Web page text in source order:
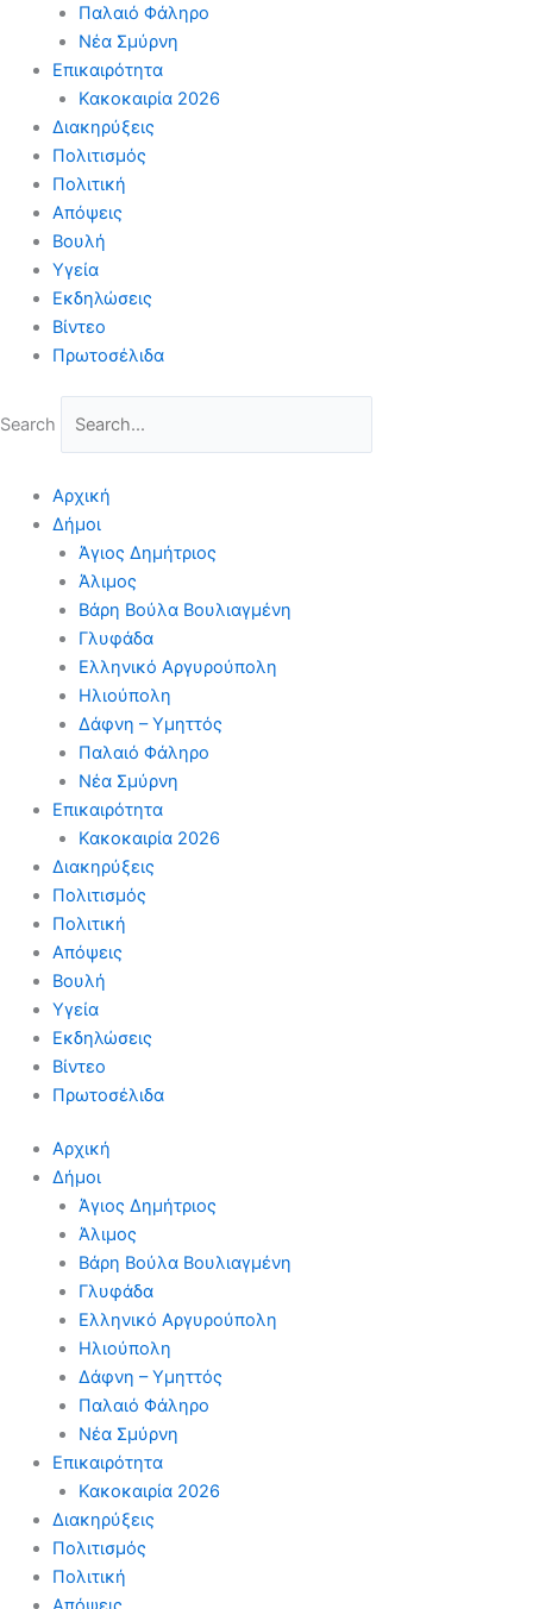
Παλαιό Φάληρο
Νέα Σμύρνη
Επικαιρότητα
Κακοκαιρία 2026
Διακηρύξεις
Πολιτισμός
Πολιτική
Απόψεις
Βουλή
Υγεία
Εκδηλώσεις
Βίντεο
Πρωτοσέλιδα
Search
Αρχική
Δήμοι
Άγιος Δημήτριος
Άλιμος
Βάρη Βούλα Βουλιαγμένη
Γλυφάδα
Ελληνικό Αργυρούπολη
Ηλιούπολη
Δάφνη – Υμηττός
Παλαιό Φάληρο
Νέα Σμύρνη
Επικαιρότητα
Κακοκαιρία 2026
Διακηρύξεις
Πολιτισμός
Πολιτική
Απόψεις
Βουλή
Υγεία
Εκδηλώσεις
Βίντεο
Πρωτοσέλιδα
Αρχική
Δήμοι
Άγιος Δημήτριος
Άλιμος
Βάρη Βούλα Βουλιαγμένη
Γλυφάδα
Ελληνικό Αργυρούπολη
Ηλιούπολη
Δάφνη – Υμηττός
Παλαιό Φάληρο
Νέα Σμύρνη
Επικαιρότητα
Κακοκαιρία 2026
Διακηρύξεις
Πολιτισμός
Πολιτική